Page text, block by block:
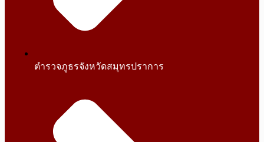
ตำรวจภูธรจังหวัดสมุทรปราการ